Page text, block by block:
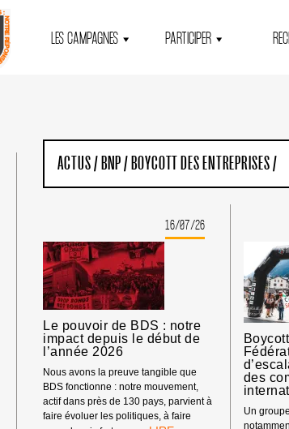
LES CAMPAGNES PARTICIPER
ACTUS/ BNP/ BOYCOTT DES ENTREPRISES/
16/07/26
Le pouvoir de BDS : notre
impact depuis le début de
l’année 2026
Nous avons la preuve tangible que
BDS fonctionne : notre mouvement,
actif dans près de 130 pays, parvient à
faire évoluer les politiques, à faire
des
Un